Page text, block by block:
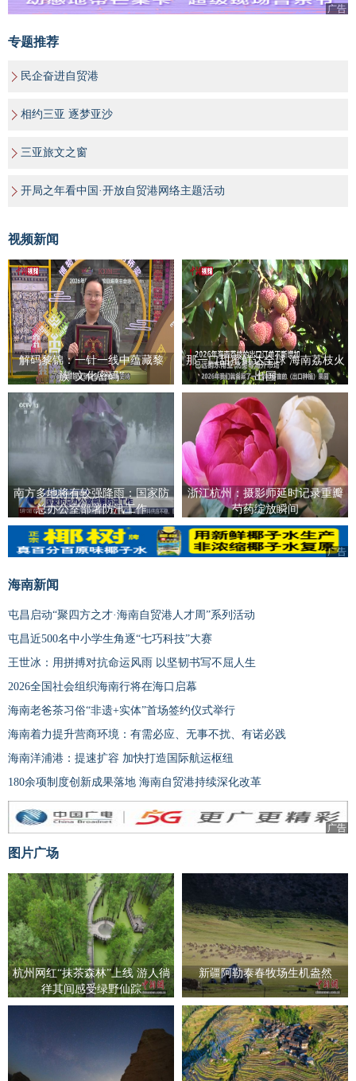
广告
专题推荐
民企奋进自贸港
相约三亚 逐梦亚沙
三亚旅文之窗
开局之年看中国·开放自贸港网络主题活动
视频新闻
解码黎锦：一针一线中蕴藏黎
族“文化密码”
那一口甜蜜鲜达全球 海南荔枝火
出国
南方多地将有较强降雨：国家防
总办公室部署防汛工作
浙江杭州：摄影师延时记录重瓣
芍药绽放瞬间
广告
海南新闻
屯昌启动“聚四方之才·海南自贸港人才周”系列活动
屯昌近500名中小学生角逐“七巧科技”大赛
王世冰：用拼搏对抗命运风雨 以坚韧书写不屈人生
2026全国社会组织海南行将在海口启幕
海南老爸茶习俗“非遗+实体”首场签约仪式举行
海南着力提升营商环境：有需必应、无事不扰、有诺必践
海南洋浦港：提速扩容 加快打造国际航运枢纽
180余项制度创新成果落地 海南自贸港持续深化改革
广告
图片广场
杭州网红“抹茶森林”上线 游人徜
徉其间感受绿野仙踪
新疆阿勒泰春牧场生机盎然